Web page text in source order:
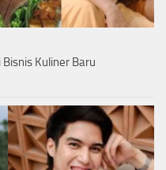
Kuliner Baru